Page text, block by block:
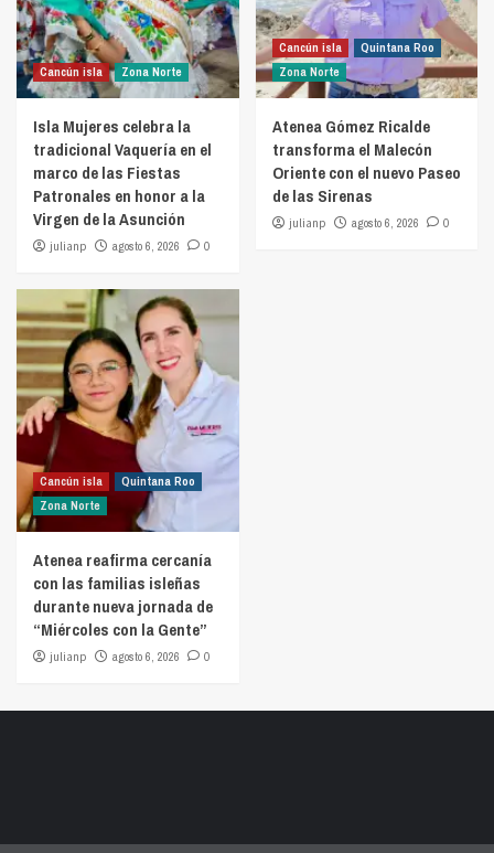
Cancún isla Zona Norte
Isla Mujeres celebra la
tradicional Vaquería en el
marco de las Fiestas
Patronales en honor a la
Virgen de la Asunción
julianp agosto 6, 2026 0
Cancún isla
Quintana Roo
Zona Norte
Atenea Gómez Ricalde
transforma el Malecón
Oriente con el nuevo Paseo
de las Sirenas
julianp agosto 6, 2026 0
Cancún isla
Quintana Roo
Zona Norte
Atenea reafirma cercanía
con las familias isleñas
durante nueva jornada de
“Miércoles con la Gente”
julianp agosto 6, 2026 0